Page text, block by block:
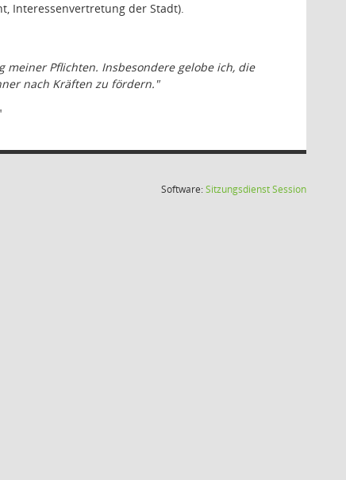
Interessenvertretung der Stadt).
meiner Pflichten. Insbesondere gelobe ich, die
nach Kräften zu fördern."
Software:SitzungsdienstSession(Wird in